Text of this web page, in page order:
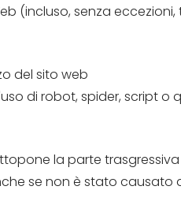
(incluso, senza eccezioni,
del sito web
di robot, spider, script o
la parte
se non è stato causato